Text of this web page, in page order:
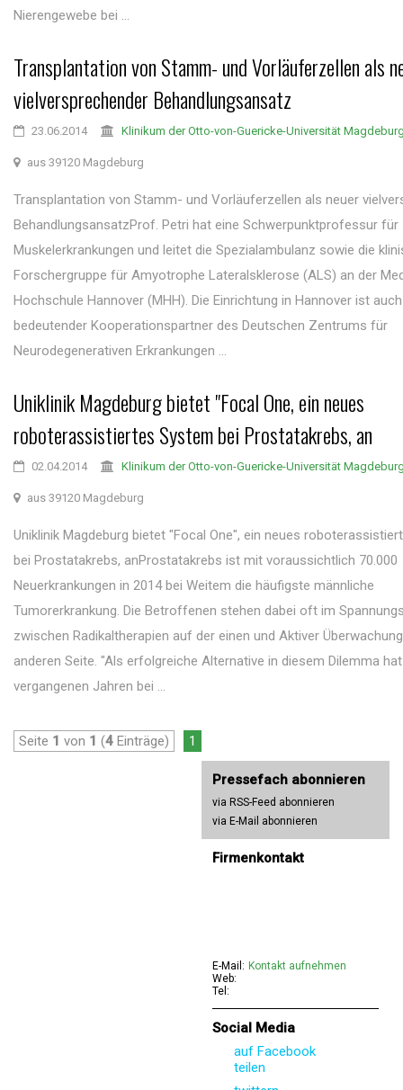
Nierengewebe bei ...
Transplantation von Stamm- und Vorläuferzellen als
vielversprechender Behandlungsansatz
23.06.2014 Klinikum der Otto-von-Guericke-Universität
aus 39120 Magdeburg
Transplantation von Stamm- und Vorläuferzellen als neuer
BehandlungsansatzProf. Petri hat eine Schwerpunktprofessur für
Muskelerkrankungen und leitet die Spezialambulanz sowie die
Forschergruppe für Amyotrophe Lateralsklerose (ALS) an der
Hochschule Hannover (MHH). Die Einrichtung in Hannover ist
bedeutender Kooperationspartner des Deutschen Zentrums für
Neurodegenerativen Erkrankungen ...
Uniklinik Magdeburg bietet "Focal One, ein neues
roboterassistiertes System bei Prostatakrebs, an
02.04.2014 Klinikum der Otto-von-Guericke-Universität
aus 39120 Magdeburg
Uniklinik Magdeburg bietet "Focal One", ein neues
bei Prostatakrebs, anProstatakrebs ist mit voraussichtlich 70.000
Neuerkrankungen in 2014 bei Weitem die häufigste männliche
Tumorerkrankung. Die Betroffenen stehen dabei oft im
zwischen Radikaltherapien auf der einen und Aktiver
anderen Seite. "Als erfolgreiche Alternative in diesem Dilemma
vergangenen Jahren bei ...
Seite 1 von 1 (4 Einträge) 1
Pressefach abonnieren
via RSS-Feed abonnieren
via E-Mail abonnieren
Firmenkontakt
E-Mail: Kontakt aufnehmen
Web:
Tel:
Social Media
auf Facebook
teilen